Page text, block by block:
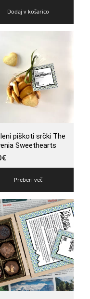
Dodaj v košarico
piškoti srčki The
Sweethearts
€
Preberi več